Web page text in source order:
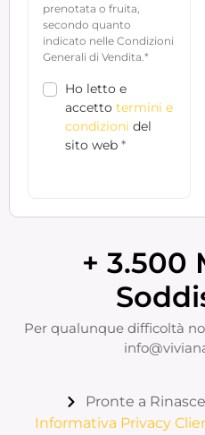
prenotata o fruita,
secondo quanto
indicato nelle Condizioni
Generali di Vendita.*
Ho letto e
accetto termini e
condizioni del
sito web *
+ 3.500
Per qualunque difficoltà
Pronte a
Informativa Privacy